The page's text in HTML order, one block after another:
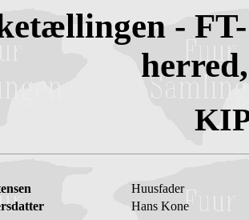
-
Huusfader
Hans Kone